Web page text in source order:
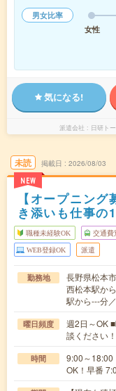
男女比率
女性
気になる!
派遣会社 日研ト
未読
NEW
掲載日 2026/08/03
【オープニン
き添いも仕事の
職種未経験OK 交通費
WEB登録OK 派遣
勤務地
長野県松本市
西松本駅か
駅から---分
曜日頻度
週2日～OK
談ください！
時間
9:00～18:00
OK！早番